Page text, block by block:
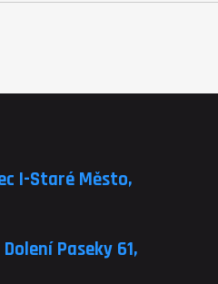
I-Staré Město,
Paseky 61,